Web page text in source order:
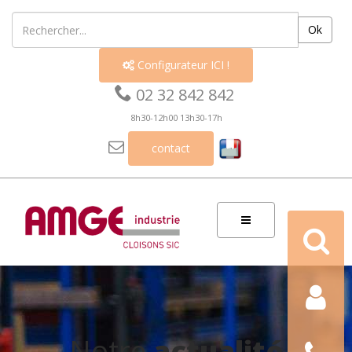
Ok
 Configurateur ICI !
 02 32 842 842
8h30-12h00 13h30-17h
 contact